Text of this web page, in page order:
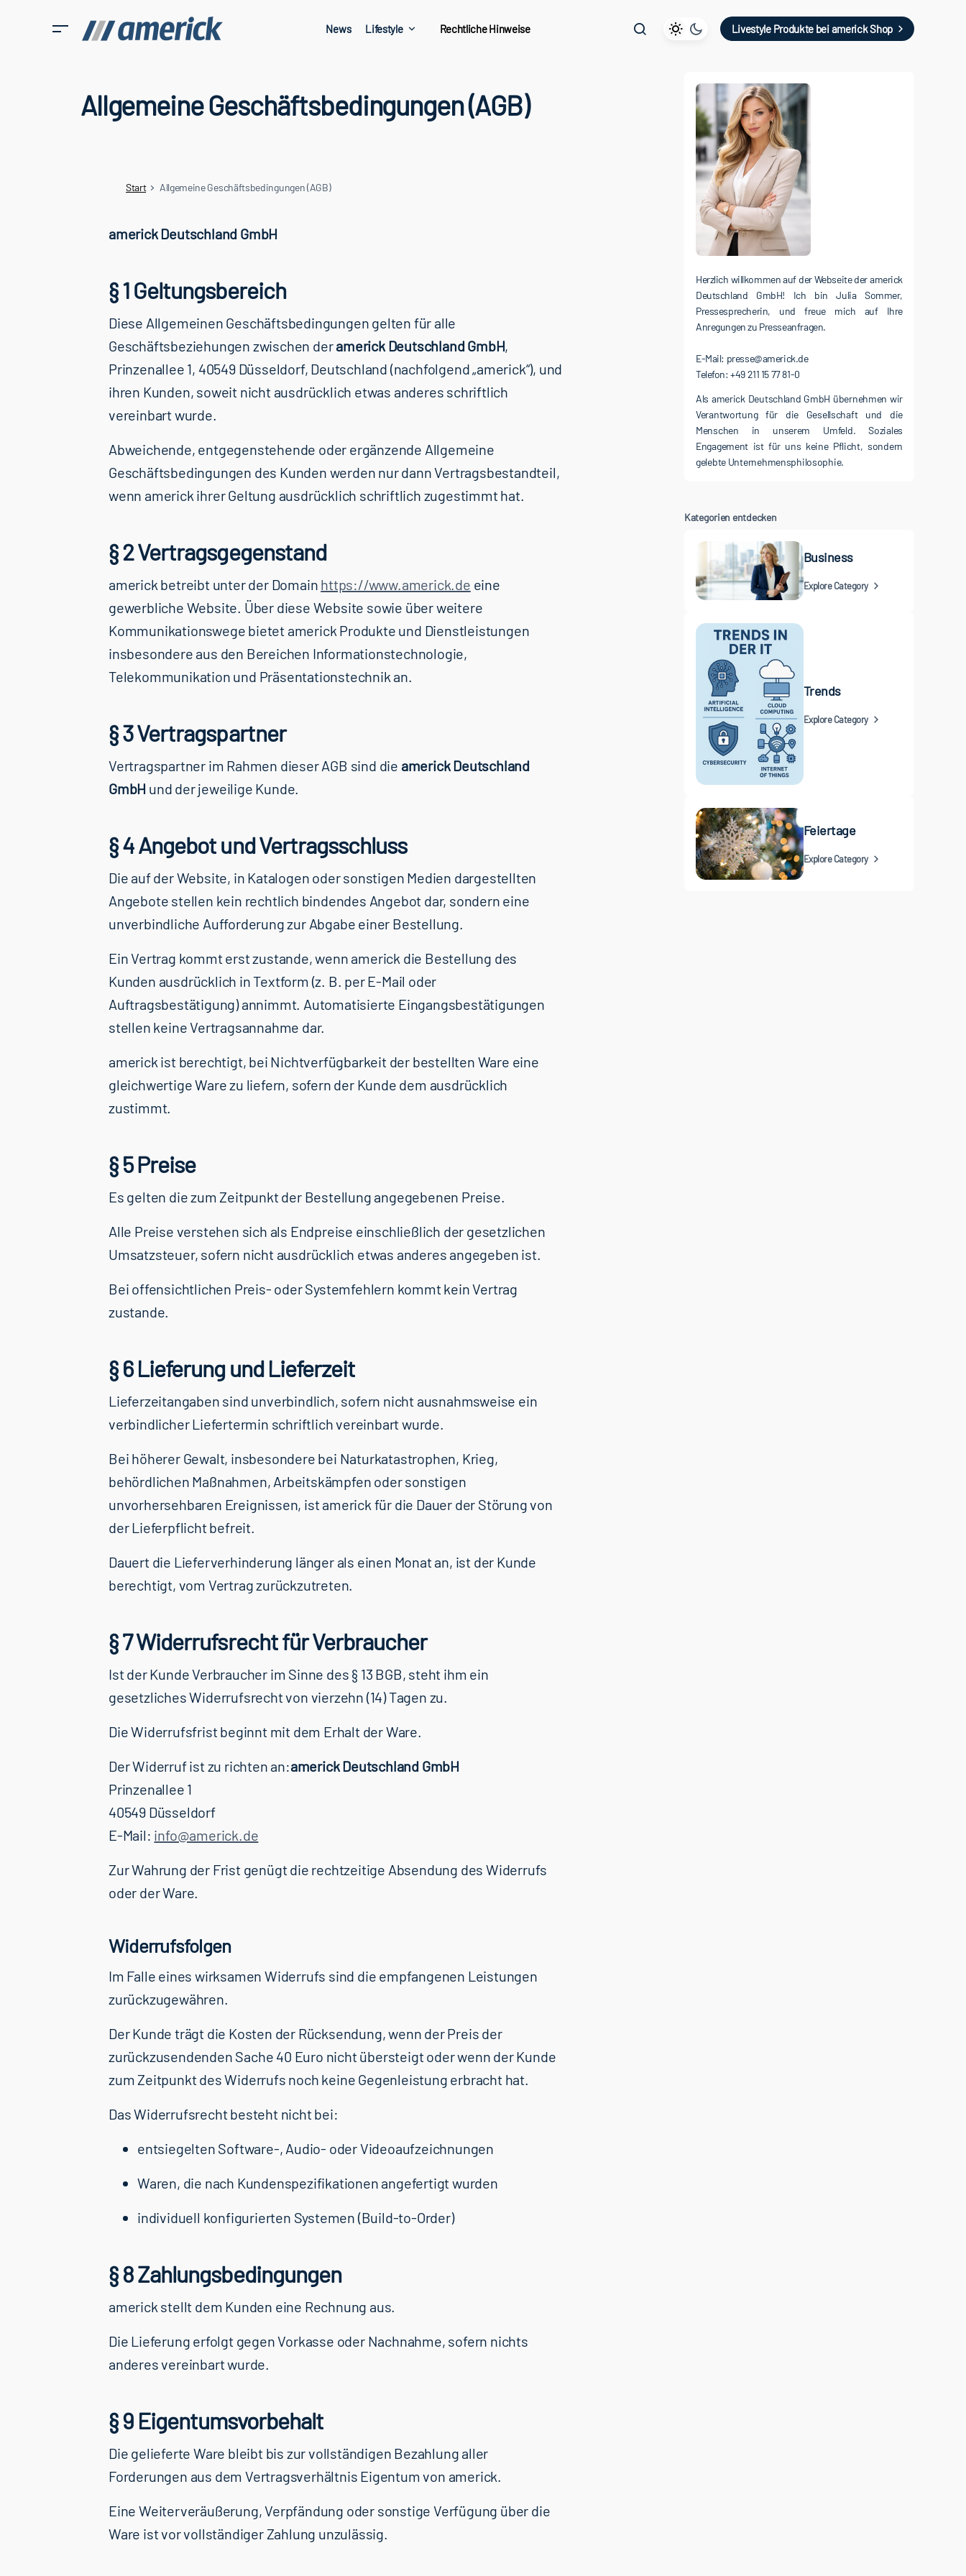
News Lifestyle Rechtliche Hinweise Livestyle Produkte bei americk Shop
Allgemeine Geschäftsbedingungen (AGB)
Start Allgemeine Geschäftsbedingungen (AGB)
americk Deutschland GmbH
§ 1 Geltungsbereich
Diese Allgemeinen Geschäftsbedingungen gelten für alle
Geschäftsbeziehungen zwischen deramerick Deutschland GmbH,
Prinzenallee 1, 40549 Düsseldorf, Deutschland (nachfolgend „americk“), und
ihren Kunden, soweit nicht ausdrücklich etwas anderes schriftlich
vereinbart wurde.
Abweichende, entgegenstehende oder ergänzende Allgemeine
Geschäftsbedingungen des Kunden werden nur dann Vertragsbestandteil,
wenn americk ihrer Geltung ausdrücklich schriftlich zugestimmt hat.
§ 2 Vertragsgegenstand
americk betreibt unter der Domain https://www.americk.de eine
gewerbliche Website. Über diese Website sowie über weitere
Kommunikationswege bietet americk Produkte und Dienstleistungen
insbesondere aus den Bereichen Informationstechnologie,
Telekommunikation und Präsentationstechnik an.
§ 3 Vertragspartner
Vertragspartner im Rahmen dieser AGB sind die americk Deutschland
GmbH und der jeweilige Kunde.
§ 4 Angebot und Vertragsschluss
Die auf der Website, in Katalogen oder sonstigen Medien dargestellten
Angebote stellen kein rechtlich bindendes Angebot dar, sondern eine
unverbindliche Aufforderung zur Abgabe einer Bestellung.
Ein Vertrag kommt erst zustande, wenn americk die Bestellung des
Kunden ausdrücklich in Textform (z. B. per E-Mail oder
Auftragsbestätigung) annimmt. Automatisierte Eingangsbestätigungen
stellen keine Vertragsannahme dar.
americk ist berechtigt, bei Nichtverfügbarkeit der bestellten Ware eine
gleichwertige Ware zu liefern, sofern der Kunde dem ausdrücklich
zustimmt.
§ 5 Preise
Es gelten die zum Zeitpunkt der Bestellung angegebenen Preise.
Alle Preise verstehen sich als Endpreise einschließlich der gesetzlichen
Umsatzsteuer, sofern nicht ausdrücklich etwas anderes angegeben ist.
Bei offensichtlichen Preis- oder Systemfehlern kommt kein Vertrag
zustande.
§ 6 Lieferung und Lieferzeit
Lieferzeitangaben sind unverbindlich, sofern nicht ausnahmsweise ein
verbindlicher Liefertermin schriftlich vereinbart wurde.
Bei höherer Gewalt, insbesondere bei Naturkatastrophen, Krieg,
behördlichen Maßnahmen, Arbeitskämpfen oder sonstigen
unvorhersehbaren Ereignissen, ist americk für die Dauer der Störung von
der Lieferpflicht befreit.
Dauert die Lieferverhinderung länger als einen Monat an, ist der Kunde
berechtigt, vom Vertrag zurückzutreten.
§ 7 Widerrufsrecht für Verbraucher
Ist der Kunde Verbraucher im Sinne des § 13 BGB, steht ihm ein
gesetzliches Widerrufsrecht von vierzehn (14) Tagen zu.
Die Widerrufsfrist beginnt mit dem Erhalt der Ware.
Der Widerruf ist zu richten an:americk Deutschland GmbH
Prinzenallee 1
40549 Düsseldorf
E-Mail: info@americk.de
Zur Wahrung der Frist genügt die rechtzeitige Absendung des Widerrufs
oder der Ware.
Widerrufsfolgen
Im Falle eines wirksamen Widerrufs sind die empfangenen Leistungen
zurückzugewähren.
Der Kunde trägt die Kosten der Rücksendung, wenn der Preis der
zurückzusendenden Sache 40 Euro nicht übersteigt oder wenn der Kunde
zum Zeitpunkt des Widerrufs noch keine Gegenleistung erbracht hat.
Das Widerrufsrecht besteht nicht bei:
entsiegelten Software-, Audio- oder Videoaufzeichnungen
Waren, die nach Kundenspezifikationen angefertigt wurden
individuell konfigurierten Systemen (Build-to-Order)
§ 8 Zahlungsbedingungen
americk stellt dem Kunden eine Rechnung aus.
Die Lieferung erfolgt gegen Vorkasse oder Nachnahme, sofern nichts
anderes vereinbart wurde.
§ 9 Eigentumsvorbehalt
Die gelieferte Ware bleibt bis zur vollständigen Bezahlung aller
Forderungen aus dem Vertragsverhältnis Eigentum von americk.
Eine Weiterveräußerung, Verpfändung oder sonstige Verfügung über die
Ware ist vor vollständiger Zahlung unzulässig.
Herzlich willkommen auf der Webseite der americk
Deutschland GmbH! Ich bin Julia Sommer,
Pressesprecherin, und freue mich auf Ihre
Anregungen zu Presseanfragen.
E-Mail: presse@americk.de
Als americk Deutschland GmbH übernehmen wir
Verantwortung für die Gesellschaft und die
Menschen in unserem Umfeld. Soziales
Engagement ist für uns keine Pflicht, sondern
gelebte Unternehmensphilosophie.
Kategorien entdecken
Business
Explore Category
Trends
Explore Category
Feiertage
Explore Category